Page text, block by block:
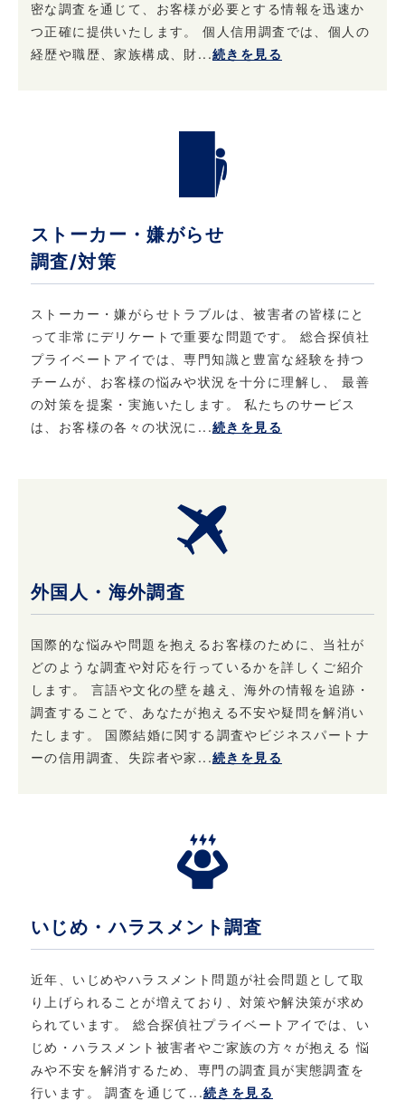
きます
当社は、ご本人からお申し出があったときは、
ービスが発生する場合があります。
善について
当社は、個人情報保護に関する法律・法令、そ
内容を適宜見直し、継続的な改善に努めます。
6. お問い合わせ
当社における個人情報保護に関してご質問など
がある場合は、こちら
密な調査を通じて、お客様が必要とする情報を迅速か
つ正確に提供いたします。 個人信用調査では、個人の
経歴や職歴、家族構成、財...続きを見る
ストーカー・嫌がらせ
調査/対策
ストーカー・嫌がらせトラブルは、被害者の皆様にと
って非常にデリケートで重要な問題です。 総合探偵社
プライベートアイでは、専門知識と豊富な経験を持つ
チームが、お客様の悩みや状況を十分に理解し、 最善
の対策を提案・実施いたします。 私たちのサービス
は、お客様の各々の状況に...続きを見る
外国人・海外調査
国際的な悩みや問題を抱えるお客様のために、当社が
どのような調査や対応を行っているかを詳しくご紹介
します。 言語や文化の壁を越え、海外の情報を追跡・
調査することで、あなたが抱える不安や疑問を解消い
たします。 国際結婚に関する調査やビジネスパートナ
ーの信用調査、失踪者や家...続きを見る
いじめ・ハラスメント調査
近年、いじめやハラスメント問題が社会問題として取
り上げられることが増えており、対策や解決策が求め
られています。 総合探偵社プライベートアイでは、い
じめ・ハラスメント被害者やご家族の方々が抱える 悩
みや不安を解消するため、専門の調査員が実態調査を
行います。 調査を通じて...続きを見る